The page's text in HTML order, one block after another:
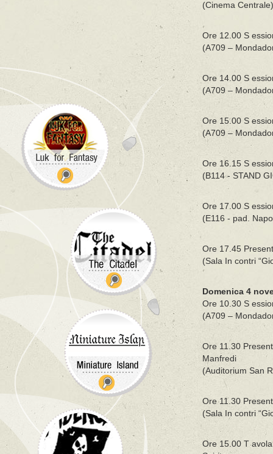
(Cinema Centrale)
Ore 12.00 S
(A709 –
Ore 14.00 S
(A709 –
Ore 15.00 S
(A709 –
Ore 16.15 S
(B114 - STAND
Ore 17.00 S
(E116 - pad.
Ore 17.45
(Sala In contri
Domenica 4
Ore 10.30 S
(A709 –
Ore 11.30
Manfredi
(Auditorium San
Ore 11.30
(Sala In contri
Ore 15.00 T